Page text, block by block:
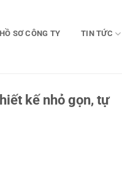
HỒ SƠ CÔNG TY TIN TỨC
kế nhỏ gọn, tự